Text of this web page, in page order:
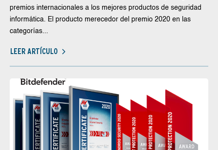
premios internacionales a los mejores productos de seguridad
informática. El producto merecedor del premio 2020 en las
categorías...
LEER ARTÍCULO